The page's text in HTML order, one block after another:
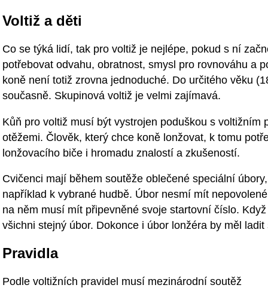
Voltiž a děti
Co se týká lidí, tak pro voltiž je nejlépe, pokud s ní
potřebovat odvahu, obratnost, smysl pro rovnováhu a
koně není totiž zrovna jednoduché. Do určitého věku
současně. Skupinová voltiž je velmi zajímavá.
Kůň pro voltiž musí být vystrojen poduškou s voltižním
otěžemi. Člověk, který chce koně lonžovat, k tomu
lonžovacího biče i hromadu znalostí a zkušeností.
Cvičenci mají během soutěže oblečené speciální
například k vybrané hudbě. Úbor nesmí mít
na něm musí mít připevněné svoje startovní číslo.
všichni stejný úbor. Dokonce i úbor lonžéra by měl
Pravidla
Podle voltižních pravidel musí mezinárodní soutěž